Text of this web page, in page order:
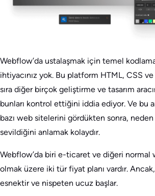
Webflow’da ustalaşmak için temel
ihtiyacınız yok. Bu platform HTML, CSS ve
sıra diğer birçok geliştirme ve tasarım
bunları kontrol ettiğini iddia ediyor. Ve bu
bazı web sitelerini gördükten sonra,
sevildiğini anlamak kolaydır.
Webflow’da biri e-ticaret ve diğeri normal
olmak üzere iki tür fiyat planı vardır.
esnektir ve nispeten ucuz başlar.